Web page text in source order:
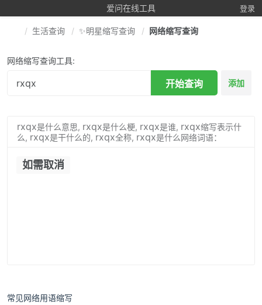
爱问在线工具 登录
生活查询 ✨明星缩写查询 网络缩写查询
网络缩写查询工具:
开始查询 添加
rxqx是什么意思, rxqx是什么梗, rxqx是谁, rxqx缩写表示什
么, rxqx是干什么的, rxqx全称, rxqx是什么网络词语：
如需取消
常见网络用语缩写